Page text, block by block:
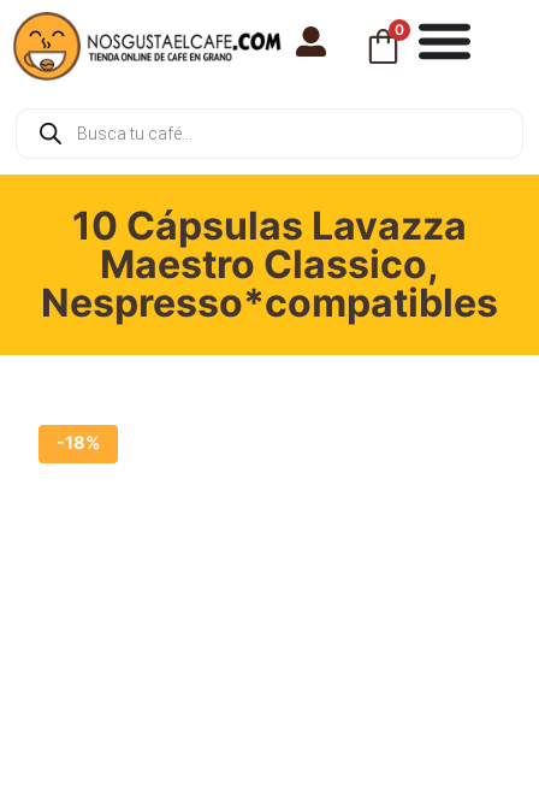
0
10 Cápsulas Lavazza
Maestro Classico,
Nespresso*compatibles
-18%